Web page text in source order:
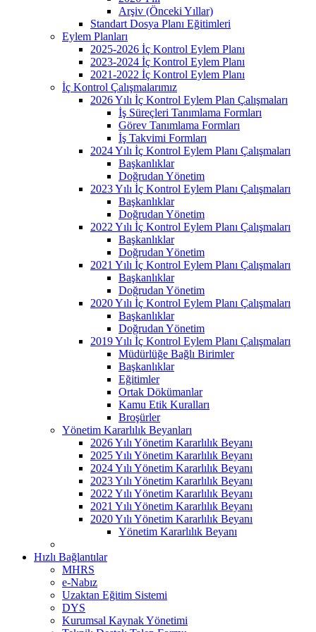
Arşiv (Önceki Yıllar)
Standart Dosya Planı Eğitimleri
Eylem Planları
2025-2026 İç Kontrol Eylem Planı
2023-2024 İç Kontrol Eylem Planı
2021-2022 İç Kontrol Eylem Planı
İç Kontrol Çalışmalarımız
2026 Yılı İç Kontrol Eylem Plan Çalışmaları
İş Süreçleri Tanımlama Formları
Görev Tanımlama Formları
İş Takvimi Formları
2024 Yılı İç Kontrol Eylem Planı Çalışmaları
Başkanlıklar
Doğrudan Yönetim
2023 Yılı İç Kontrol Eylem Planı Çalışmaları
Başkanlıklar
Doğrudan Yönetim
2022 Yılı İç Kontrol Eylem Planı Çalışmaları
Başkanlıklar
Doğrudan Yönetim
2021 Yılı İç Kontrol Eylem Planı Çalışmaları
Başkanlıklar
Doğrudan Yönetim
2020 Yılı İç Kontrol Eylem Planı Çalışmaları
Başkanlıklar
Doğrudan Yönetim
2019 Yılı İç Kontrol Eylem Planı Çalışmaları
Müdürlüğe Bağlı Birimler
Başkanlıklar
Eğitimler
Ortak Dökümanlar
Kamu Etik Kuralları
Broşürler
Yönetim Kararlılık Beyanları
2026 Yılı Yönetim Kararlılık Beyanı
2025 Yılı Yönetim Kararlılık Beyanı
2024 Yılı Yönetim Kararlılık Beyanı
2023 Yılı Yönetim Kararlılık Beyanı
2022 Yılı Yönetim Kararlılık Beyanı
2021 Yılı Yönetim Kararlılık Beyanı
2020 Yılı Yönetim Kararlılık Beyanı
Yönetim Kararlılık Beyanı
Hızlı Bağlantılar
MHRS
e-Nabız
Uzaktan Eğitim Sistemi
DYS
Kurumsal Kaynak Yönetimi